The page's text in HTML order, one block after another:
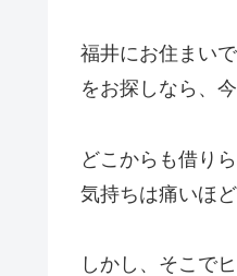
福井にお住まい
をお探しなら、
どこからも借り
気持ちは痛いほど
しかし、そこで